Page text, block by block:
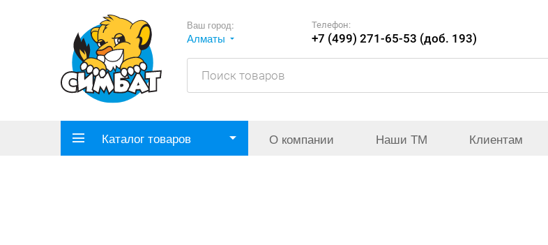
Ваш город:
Алматы
Телефон:
+7 (499) 271-65-53 (доб. 193)
Каталог товаров О компании Наши ТМ Клиентам